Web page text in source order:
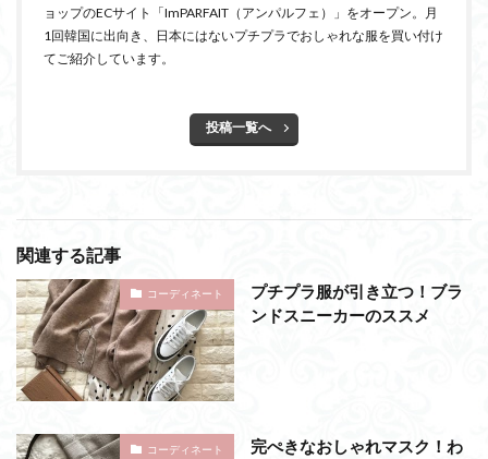
ョップのECサイト「ImPARFAIT（アンパルフェ）」をオープン。月
1回韓国に出向き、日本にはないプチプラでおしゃれな服を買い付け
てご紹介しています。
投稿一覧へ
関連する記事
コーディネート
プチプラ服が引き立つ！ブラ
ンドスニーカーのススメ
コーディネート
完ぺきなおしゃれマスク！わ